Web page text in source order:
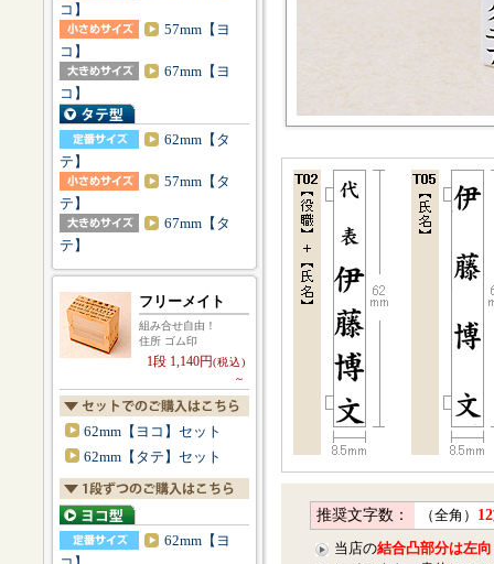
コ】
57mm【ヨ
コ】
67mm【ヨ
コ】
62mm【タ
テ】
57mm【タ
テ】
67mm【タ
テ】
フリーメイト
組み合せ自由！
住所 ゴム印
1段 1,140円(税込)
～
62mm【ヨコ】セット
62mm【タテ】セット
62mm【ヨ
推奨文字数： （全角）
当店の結合凸部分は左